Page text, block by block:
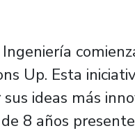
Up. Esta
ideas más
8 años